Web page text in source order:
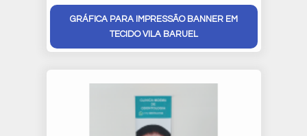
GRÁFICA PARA IMPRESSÃO BANNER EM
TECIDO VILA BARUEL